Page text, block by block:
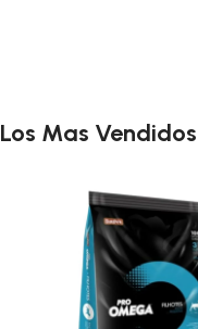
Los Mas Vendidos